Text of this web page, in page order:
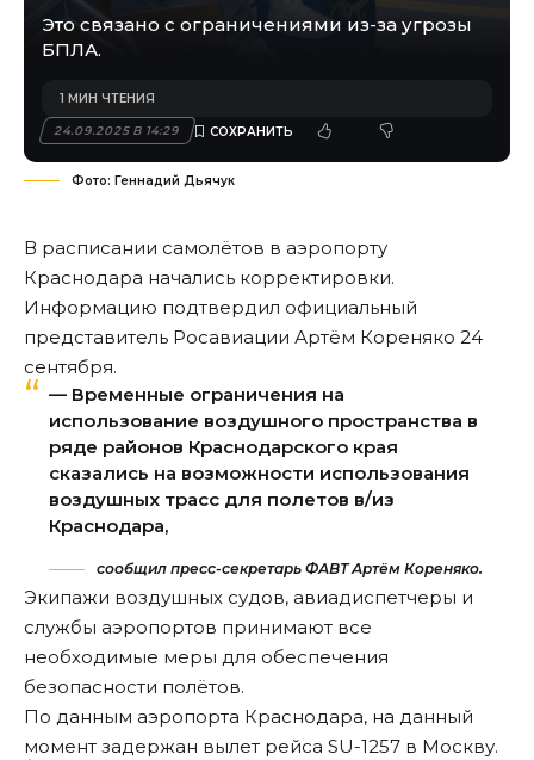
Это связано с ограничениями из-за угрозы
БПЛА.
24.09.2025 В 14:29
1 МИН ЧТЕНИЯ
Фото: Геннадий Дьячук
В расписании самолётов в аэропорту
Краснодара начались корректировки.
Информацию подтвердил официальный
представитель Росавиации Артём Кореняко 24
сентября.
— Временные ограничения на
использование воздушного пространства в
ряде районов Краснодарского края
сказались на возможности использования
воздушных трасс для полетов в/из
Краснодара,
сообщил пресс-секретарь ФАВТ Артём Кореняко.
Экипажи воздушных судов, авиадиспетчеры и
службы аэропортов принимают все
необходимые меры для обеспечения
безопасности полётов.
По данным аэропорта Краснодара, на данный
момент задержан вылет рейса SU-1257 в Москву.